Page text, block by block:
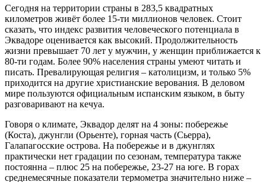
Сегодня на территории страны в 283,5 квадратных
километров живёт более 15-ти миллионов человек. Стоит
сказать, что индекс развития человеческого потенциала в
Эквадоре оценивается как высокий. Продолжительность
жизни превышает 70 лет у мужчин, у женщин приближается к
80-ти годам. Более 90% населения страны умеют читать и
писать. Превалирующая религия – католицизм, и только 5%
приходится на другие христианские верования. В деловом
мире пользуются официальным испанским языком, в быту
разговаривают на кечуа.
Говоря о климате, Эквадор делят на 4 зоны: побережье
(Коста), джунгли (Орьенте), горная часть (Сьерра),
Галапагосские острова. На побережье и в джунглях
практически нет градации по сезонам, температура также
постоянна – плюс 25 на побережье, 23-27 на юге. В горах
среднемесячные показатели термометра значительно ниже –